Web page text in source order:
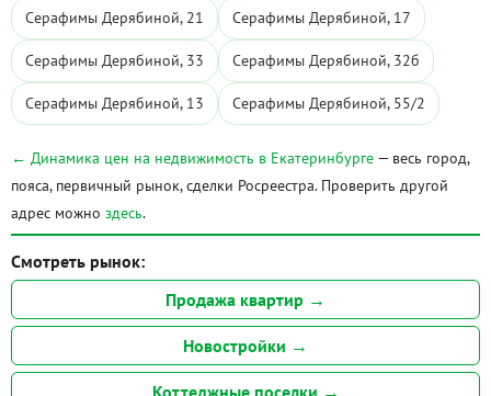
Серафимы Дерябиной, 21 Серафимы Дерябиной, 17
Серафимы Дерябиной, 33 Серафимы Дерябиной, 32б
Серафимы Дерябиной, 13 Серафимы Дерябиной, 55/2
← Динамика цен на недвижимость в Екатеринбурге — весь город,
пояса, первичный рынок, сделки Росреестра. Проверить другой
адрес можно здесь.
Смотреть рынок:
Продажа квартир →
Новостройки →
Коттеджные поселки →